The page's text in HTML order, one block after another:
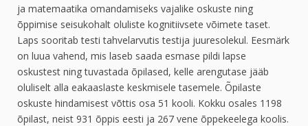
ja matemaatika omandamiseks vajalike oskuste ning
õppimise seisukohalt oluliste kognitiivsete võimete taset.
Laps sooritab testi tahvelarvutis testija juuresolekul. Eesmärk
on luua vahend, mis laseb saada esmase pildi lapse
oskustest ning tuvastada õpilased, kelle arengutase jääb
oluliselt alla eakaaslaste keskmisele tasemele. Õpilaste
oskuste hindamisest võttis osa 51 kooli. Kokku osales 1198
õpilast, neist 931 õppis eesti ja 267 vene õppekeelega koolis.